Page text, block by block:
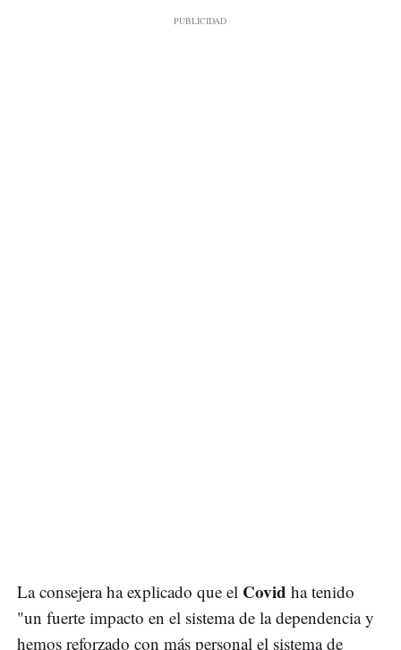
La consejera ha explicado que el Covid ha tenido
"un fuerte impacto en el sistema de la dependencia y
hemos reforzado con más personal el sistema de